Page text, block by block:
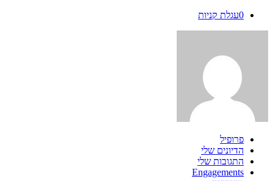
0עגלת קניות
פרופיל
הדיונים שלי
התגובות שלי
Engagements